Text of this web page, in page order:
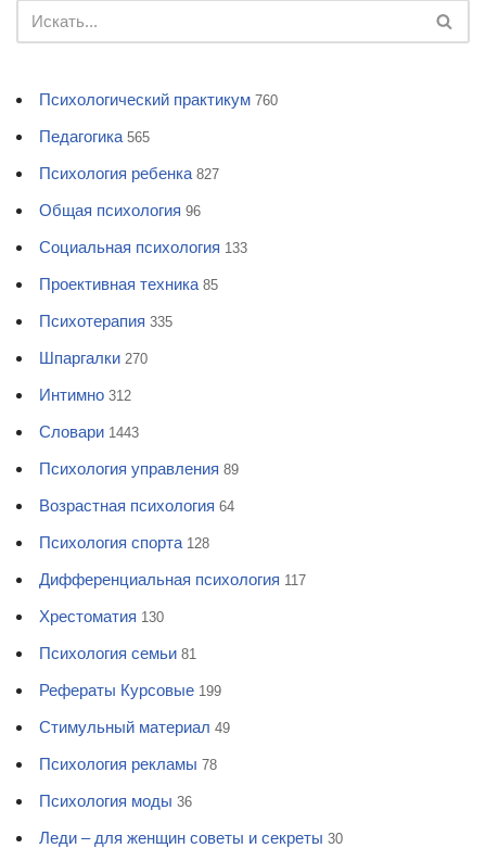
Психологический практикум 760
Педагогика 565
Психология ребенка 827
Общая психология 96
Социальная психология 133
Проективная техника 85
Психотерапия 335
Шпаргалки 270
Интимно 312
Словари 1443
Психология управления 89
Возрастная психология 64
Психология спорта 128
Дифференциальная психология 117
Хрестоматия 130
Психология семьи 81
Рефераты Курсовые 199
Стимульный материал 49
Психология рекламы 78
Психология моды 36
Леди – для женщин советы и секреты 30